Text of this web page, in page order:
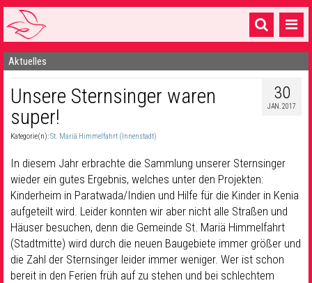
Startseite
1 Pfarrei
16 Gemeinden & mehr
Sakramente & Feste
Gemeinschaft & Soziales
Musik& Kultur
Seelsorge & Kontakt
Aktuelles
30
JAN. 2017
Unsere Sternsinger waren
super!
Kategorie(n):St. Mariä Himmelfahrt (Innenstadt)
In diesem Jahr erbrachte die Sammlung unserer Sternsinger
wieder ein gutes Ergebnis, welches unter den Projekten:
Kinderheim in Paratwada/Indien und Hilfe für die Kinder in Kenia
aufgeteilt wird. Leider konnten wir aber nicht alle Straßen und
Häuser besuchen, denn die Gemeinde St. Mariä Himmelfahrt
(Stadtmitte) wird durch die neuen Baugebiete immer größer und
die Zahl der Sternsinger leider immer weniger. Wer ist schon
bereit in den Ferien früh auf zu stehen und bei schlechtem